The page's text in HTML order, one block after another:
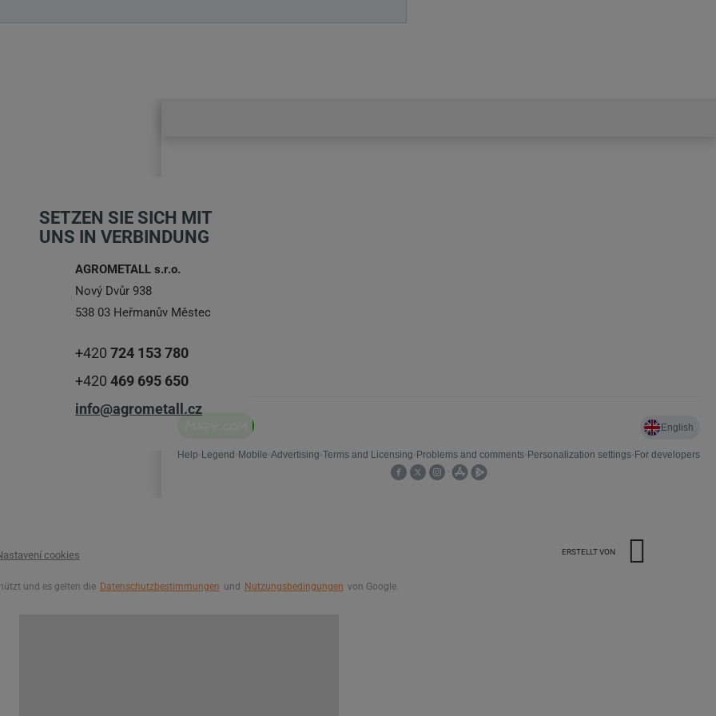
SETZEN SIE SICH MIT
UNS IN VERBINDUNG
AGROMETALL s.r.o.
Nový Dvůr 938
538 03 Heřmanův Městec
+420 724 153 780
+420 469 695 650
info@agrometall.cz
cookies ERSTELLT VON
und es gelten die Datenschutzbestimmungen und Nutzungsbedingungen von Google.